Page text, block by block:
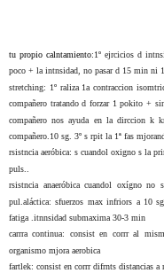
tu propio calntamiento:1º ejrcicios d
poco + la intnsidad, no pasar d 15 min ni
stretching: 1º raliza 1a contraccion
compañero tratando d forzar 1 pokito +
compañero nos ayuda en la dirccion k
compañero.10 sg. 3º s rpit la 1ª fas
rsistncia aeróbica: s cuandol oxigno s la
puls..
rsistncia anaeróbicacuandol oxígno no s
pul.aláctica: sfuerzos max infriors a 10
fatiga .itnnsidad submaxima 30-3 min
carrra continua:
consist en corrr al
organismo mjora aerobica
fartlek: consist en corrr difrnts distancias